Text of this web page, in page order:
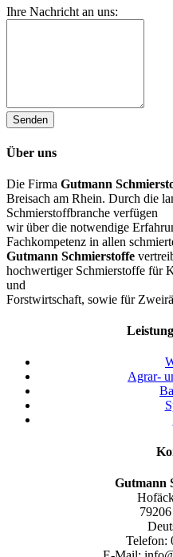
Ihre Nachricht an uns:
Über uns
Die Firma Gutmann
Breisach am Rhein. Durch die
Schmierstoffbranche verfügen
wir über die notwendige
Fachkompetenz in allen
Gutmann Schmierstoffe
hochwertiger Schmierstoffe für
und
Forstwirtschaft, sowie für
Agrar-
Gutmann
Telefon: